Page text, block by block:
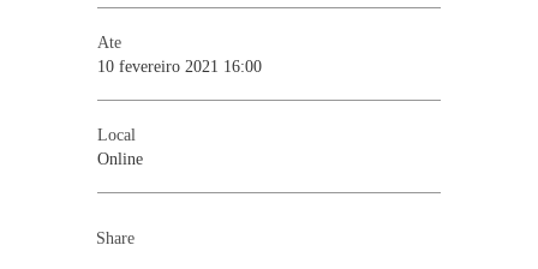
Ate
10 fevereiro 2021 16:00
Local
Online
Share